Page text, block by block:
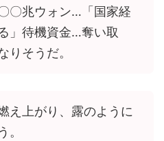
〇兆ウォン…「国家経
」待機資金…奪い取
りそうだ。
え上がり、露のように
。